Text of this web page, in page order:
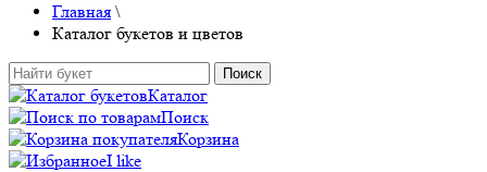
Главная \
Каталог букетов и цветов
Каталог
Поиск
Корзина
I like